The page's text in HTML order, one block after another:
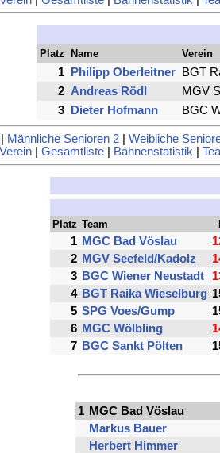
Platz Name Verein
1 Philipp Oberleitner
BGT
2 Andreas Rödl
MGV
3
Dieter Hofmann BGC
Männliche Senioren 2| Weibliche
Verein
Gesamtliste Bahnenstatistik
Platz Team
1 MGC Bad Vöslau
2 MGV Seefeld/Kadolz
3 BGC Wiener Neustadt
4 BGT Raika Wieselburg
5 SPG Voes/Gump
6 MGC Wölbling
7 BGC Sankt Pölten
1 MGC Bad Vöslau
Markus Bauer
Herbert Himmer